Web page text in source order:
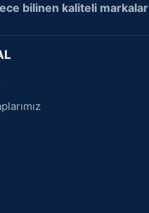
bilinen kaliteli markalar